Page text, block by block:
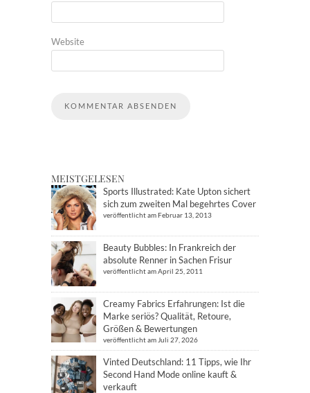
Website
MEISTGELESEN
Sports Illustrated: Kate Upton sichert
sich zum zweiten Mal begehrtes Cover
veröffentlicht am Februar 13, 2013
Beauty Bubbles: In Frankreich der
absolute Renner in Sachen Frisur
veröffentlicht am April 25, 2011
Creamy Fabrics Erfahrungen: Ist die
Marke seriös? Qualität, Retoure,
Größen & Bewertungen
veröffentlicht am Juli 27, 2026
Vinted Deutschland: 11 Tipps, wie Ihr
Second Hand Mode online kauft &
verkauft